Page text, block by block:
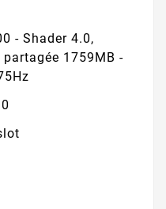
- Shader 4.0,
1759MB -